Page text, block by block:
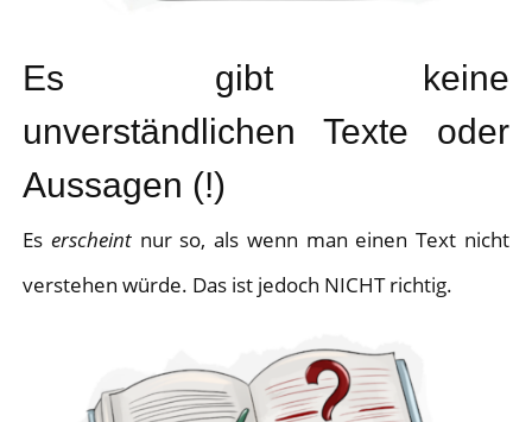
Es gibt keine
unverständlichen Texte oder
Aussagen (!)
Es erscheintnur so, als wenn man einen Text nicht
verstehen würde. Das ist jedoch NICHT richtig.